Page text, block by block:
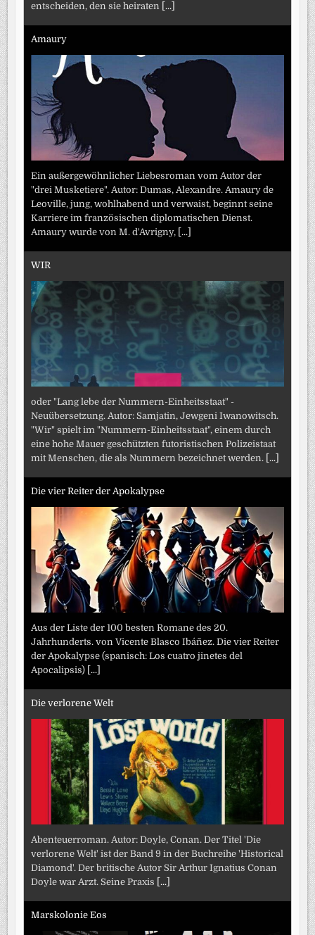
entscheiden, den sie heiraten [...]
Amaury
Ein außergewöhnlicher Liebesroman vom Autor der
"drei Musketiere". Autor: Dumas, Alexandre. Amaury de
Leoville, jung, wohlhabend und verwaist, beginnt seine
Karriere im französischen diplomatischen Dienst.
Amaury wurde von M. d'Avrigny, [...]
WIR
oder "Lang lebe der Nummern-Einheitsstaat" -
Neuübersetzung. Autor: Samjatin, Jewgeni Iwanowitsch.
"Wir" spielt im "Nummern-Einheitsstaat", einem durch
eine hohe Mauer geschützten futoristischen Polizeistaat
mit Menschen, die als Nummern bezeichnet werden. [...]
Die vier Reiter der Apokalypse
Aus der Liste der 100 besten Romane des 20.
Jahrhunderts. von Vicente Blasco Ibáñez. Die vier Reiter
der Apokalypse (spanisch: Los cuatro jinetes del
Apocalipsis) [...]
Die verlorene Welt
Abenteuerroman. Autor: Doyle, Conan. Der Titel 'Die
verlorene Welt' ist der Band 9 in der Buchreihe 'Historical
Diamond'. Der britische Autor Sir Arthur Ignatius Conan
Doyle war Arzt. Seine Praxis [...]
Marskolonie Eos